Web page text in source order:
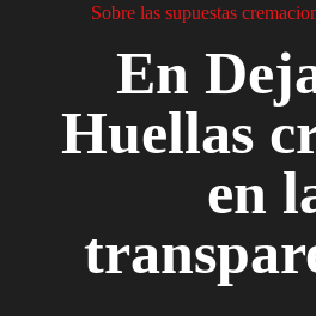
Sobre las supuestas
En
Huellas
en